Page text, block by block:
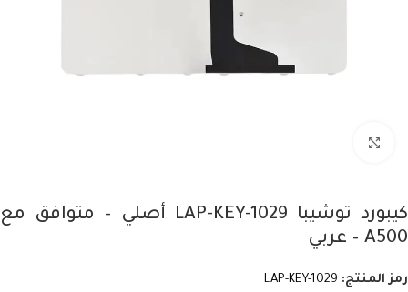
كيبورد توشيبا LAP-KEY-1029 أصلي – متوافق مع
A500 – عربي
رمز المنتج: LAP-KEY-1029